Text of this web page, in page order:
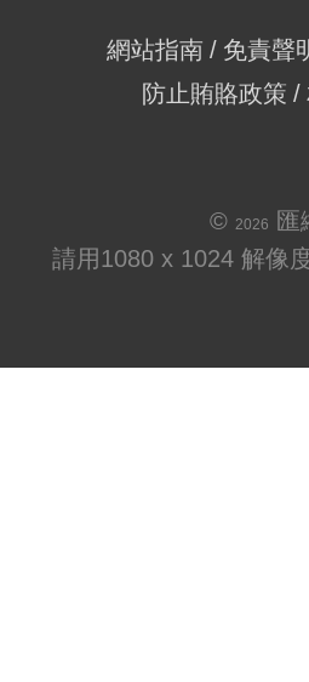
網站指南 免責聲
防止賄賂政策
© 2026
匯
請用1080 x 1024 解像